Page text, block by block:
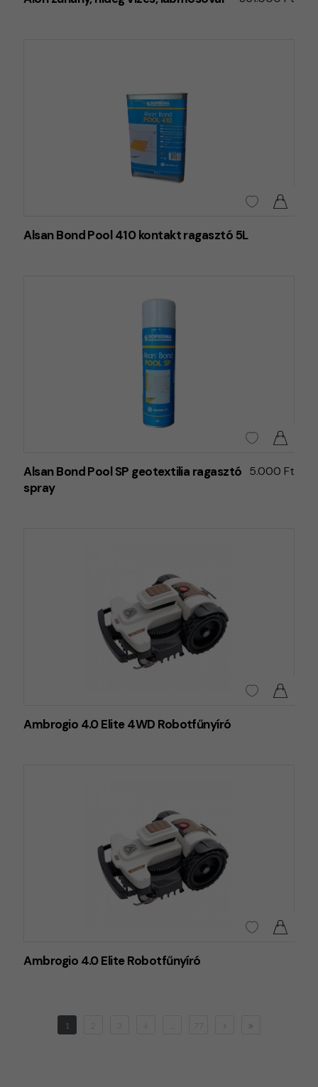
Alsan Bond Pool 410 kontakt ragasztó 5L
Alsan Bond Pool SP geotextilia ragasztó
spray
5.000 Ft
Ambrogio 4.0 Elite 4WD Robotfűnyíró
Ambrogio 4.0 Elite Robotfűnyíró
1 2